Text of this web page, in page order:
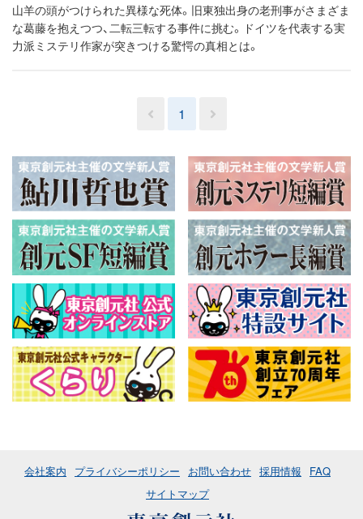
山羊の頭がつけられた異様な死体。旧東独出身の老刑事がさまざま
な葛藤を抱えつつ、二転三転する事件に挑む。ドイツを代表する実
力派ミステリ作家が突きつける驚愕の真相とは。
1
会社案内 プライバシーポリシー お問い合わせ 採用情報
FAQ
サイトマップ